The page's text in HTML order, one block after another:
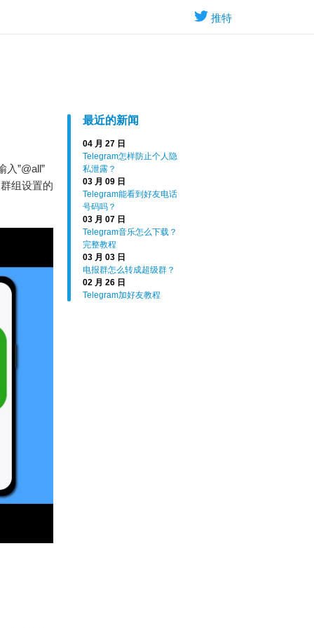
推特
最近的新闻
04 月 27 日
Telegram怎样防止个人隐
私泄露？
03 月 09 日
Telegram能看到好友电话
号码吗？
03 月 07 日
Telegram音乐怎么下载？
完整教程
03 月 03 日
电报群怎么转成超级群？
02 月 26 日
Telegram加好友教程
入”@all”
组设置的